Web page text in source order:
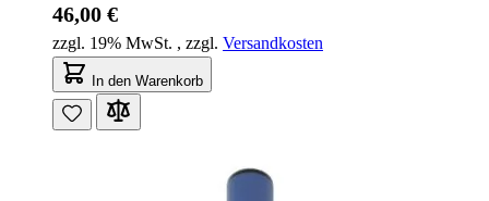
46,00 €
zzgl. 19% MwSt. , zzgl. Versandkosten
In den Warenkorb